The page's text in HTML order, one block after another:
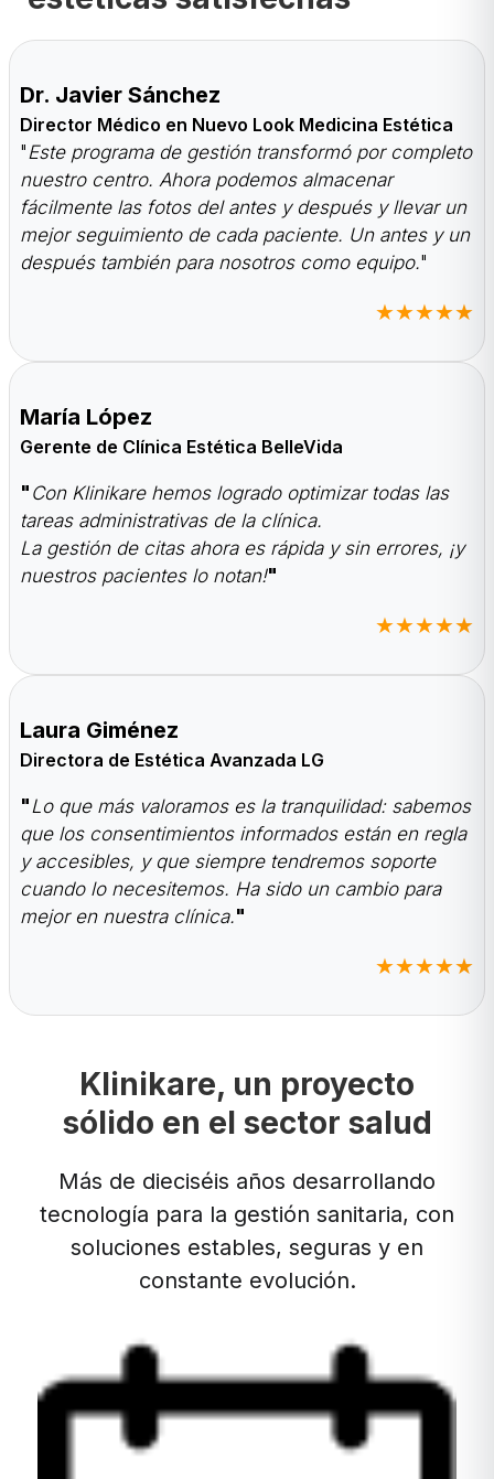
Dr. Javier Sánchez
Director Médico en Nuevo Look Medicina Estética
"Este programa de gestión transformó por completo
nuestro centro. Ahora podemos almacenar
fácilmente las fotos del antes y después y llevar un
mejor seguimiento de cada paciente. Un antes y un
después también para nosotros como equipo."
★★★★★
María López
Gerente de Clínica Estética BelleVida
" Con Klinikare hemos logrado optimizar todas las
tareas administrativas de la clínica.
La gestión de citas ahora es rápida y sin errores, ¡y
nuestros pacientes lo notan!"
★★★★★
Laura Giménez
Directora de Estética Avanzada LG
"Lo que más valoramos es la tranquilidad: sabemos
que los consentimientos informados están en regla
y accesibles, y que siempre tendremos soporte
cuando lo necesitemos. Ha sido un cambio para
mejor en nuestra clínica."
★★★★★
Klinikare, un proyecto
sólido en el sector salud
Más de dieciséis años desarrollando
tecnología para la gestión sanitaria, con
soluciones estables, seguras y en
constante evolución.